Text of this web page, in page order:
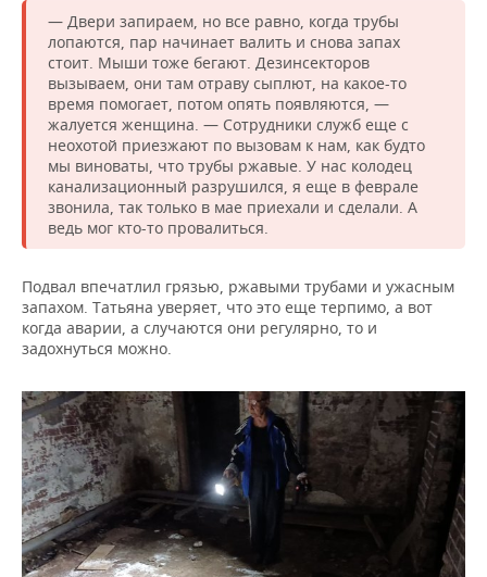
— Двери запираем, но все равно, когда трубы
лопаются, пар начинает валить и снова запах
стоит. Мыши тоже бегают. Дезинсекторов
вызываем, они там отраву сыплют, на какое-то
время помогает, потом опять появляются, —
жалуется женщина. — Сотрудники служб еще с
неохотой приезжают по вызовам к нам, как будто
мы виноваты, что трубы ржавые. У нас колодец
канализационный разрушился, я еще в феврале
звонила, так только в мае приехали и сделали. А
ведь мог кто-то провалиться.
Подвал впечатлил грязью, ржавыми трубами и ужасным
запахом. Татьяна уверяет, что это еще терпимо, а вот
когда аварии, а случаются они регулярно, то и
задохнуться можно.